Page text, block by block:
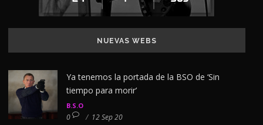
NUEVAS WEBS
Ya tenemos la portada de la BSO de ‘Sin
tiempo para morir’
B.S.O
0 / 12 Sep 20